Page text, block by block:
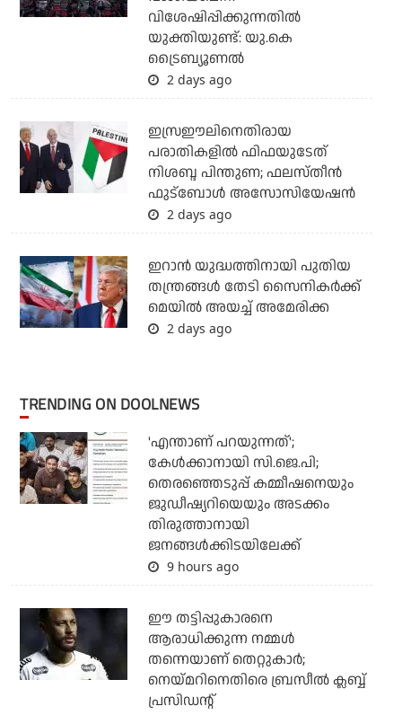
വിശേഷിപ്പിക്കുന്നതില്‍
യുക്തിയുണ്ട്: യു.കെ
ട്രൈബ്യൂണല്‍
2 days ago
ഇസ്രഈലിനെതിരായ
പരാതികളില്‍ ഫിഫയുടേത്
നിശബ്ദ പിന്തുണ; ഫലസ്തീന്‍
ഫുട്‌ബോള്‍ അസോസിയേഷന്‍
2 days ago
ഇറാന്‍ യുദ്ധത്തിനായി പുതിയ
തന്ത്രങ്ങള്‍ തേടി സൈനികര്‍ക്ക്
മെയില്‍ അയച്ച് അമേരിക്ക
2 days ago
TRENDING ON DOOLNEWS
'എന്താണ് പറയുന്നത്';
കേള്‍ക്കാനായി സി.ജെ.പി;
തെരഞ്ഞെടുപ്പ് കമ്മീഷനെയും
ജുഡീഷ്യറിയെയും അടക്കം
തിരുത്താനായി
ജനങ്ങള്‍ക്കിടയിലേക്ക്
9 hours ago
ഈ തട്ടിപ്പുകാരനെ
ആരാധിക്കുന്ന നമ്മള്‍
തന്നെയാണ് തെറ്റുകാര്‍;
നെയ്മറിനെതിരെ ബ്രസീല്‍ ക്ലബ്ബ്
പ്രസിഡന്റ്